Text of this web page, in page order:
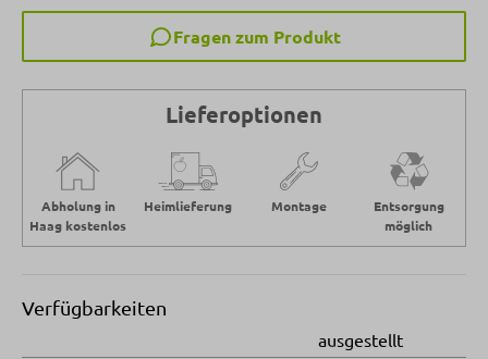
Fragen zum Produkt
Lieferoptionen
Abholung in
Haag kostenlos
Heimlieferung Montage
Entsorgung
möglich
Verfügbarkeiten
ausgestellt